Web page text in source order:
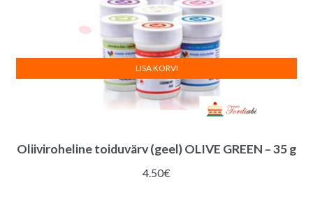
Oliiviroheline toiduvärv (geel) OLIVE GREEN – 35 g
4.50€
LISA KORVI